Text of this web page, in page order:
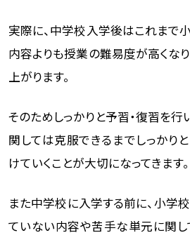
実際に、中学校入学後はこれまで
内容よりも授業の難易度が高くな
上がります。
そのためしっかりと予習・復習を
関しては克服できるまでしっかり
けていくことが大切になってきます。
また中学校に入学する前に、小学
ていない内容や苦手な単元に関し